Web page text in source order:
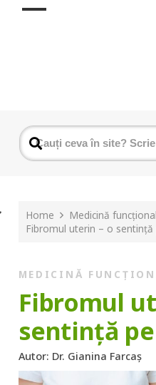
Home
Medicină
Fibromul uterin – o sentință
MEDICINĂ
Fibromul
sentință
Autor: Dr. Gianina Farcaș